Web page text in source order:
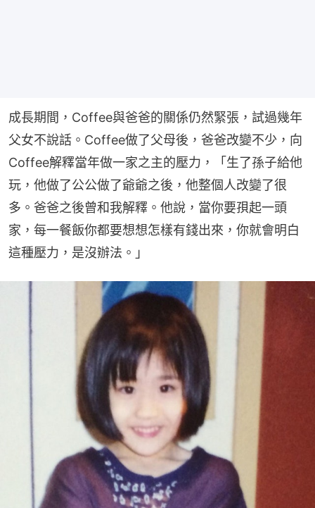
成長期間，Coffee與爸爸的關係仍然緊張，試過幾年
父女不說話。Coffee做了父母後，爸爸改變不少，向
Coffee解釋當年做一家之主的壓力，「生了孫子給他
玩，他做了公公做了爺爺之後，他整個人改變了很
多。爸爸之後曾和我解釋。他說，當你要孭起一頭
家，每一餐飯你都要想想怎樣有錢出來，你就會明白
這種壓力，是沒辦法。」